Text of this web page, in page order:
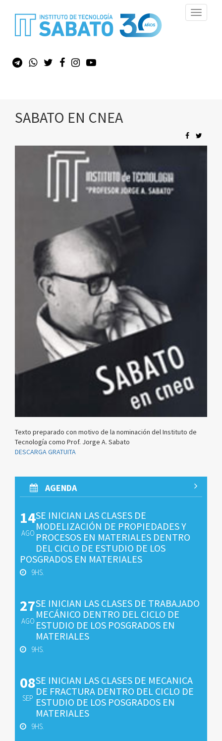
Toggle
SABATO EN CNEA
Texto preparado con motivo de la nominación del Instituto de
Tecnología como Prof. Jorge A. Sabato
DESCARGA GRATUITA
AGENDA
14
AGO
SE INICIAN LAS CLASES DE
MODELIZACIÓN DE PROPIEDADES Y
PROCESOS EN MATERIALES DENTRO
DEL CICLO DE ESTUDIO DE LOS
POSGRADOS EN MATERIALES
9HS.
27
AGO
SE INICIAN LAS CLASES DE TRABAJADO
MECÁNICO DENTRO DEL CICLO DE
ESTUDIO DE LOS POSGRADOS EN
MATERIALES
9HS.
08
SEP
SE INICIAN LAS CLASES DE MECANICA
DE FRACTURA DENTRO DEL CICLO DE
ESTUDIO DE LOS POSGRADOS EN
MATERIALES
9HS.